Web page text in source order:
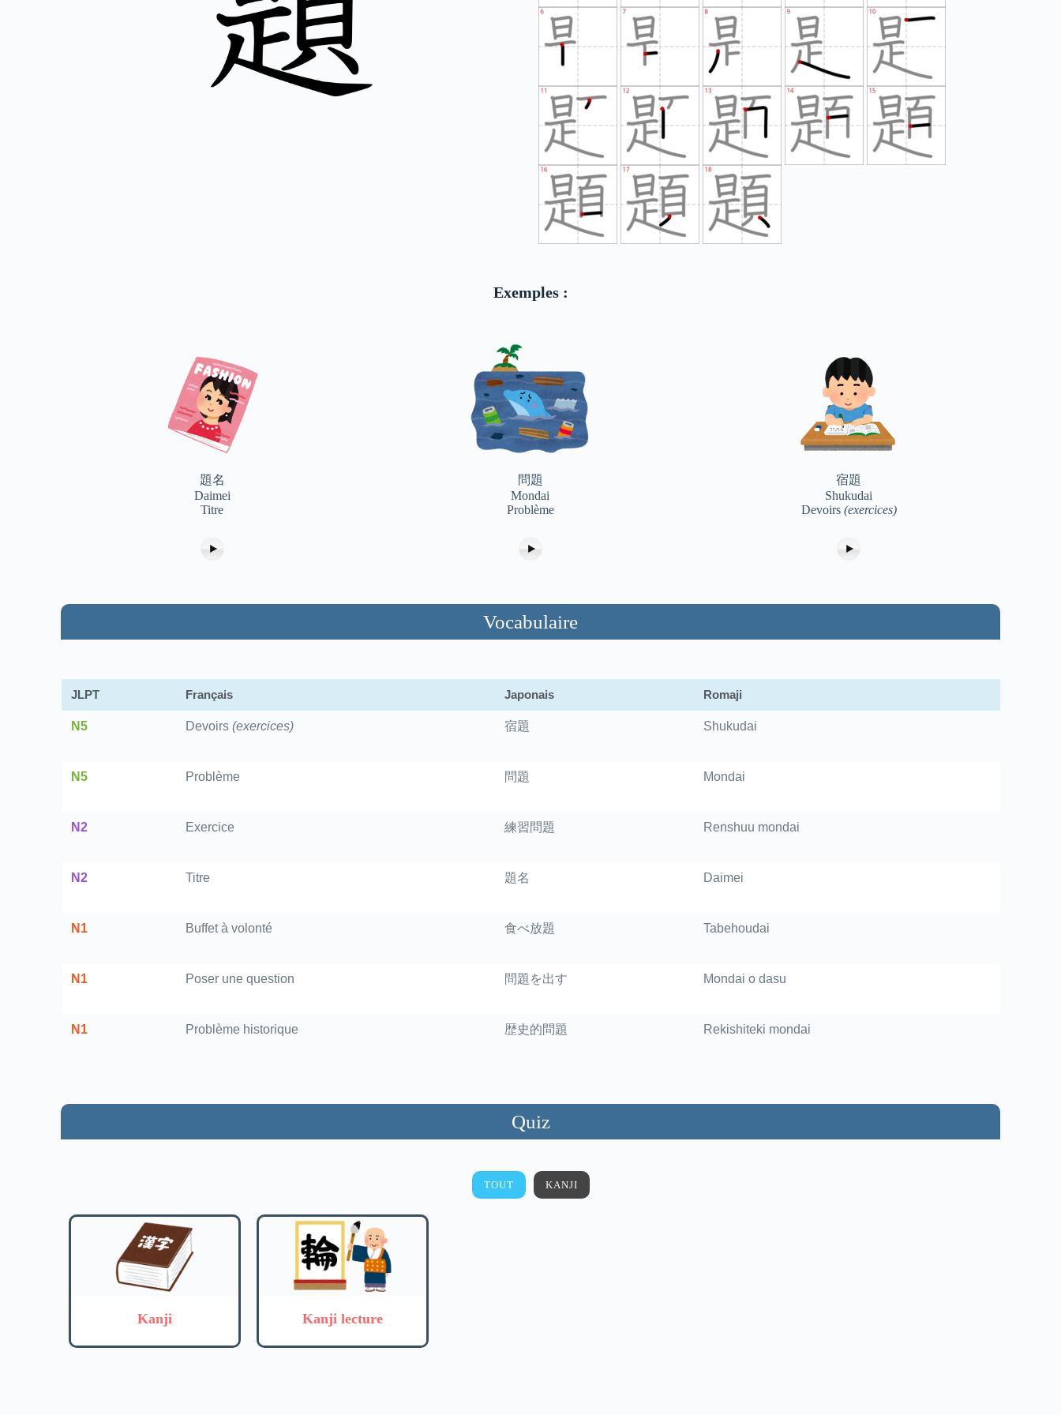
Exemples :
題名
Daimei
Titre
問題
Mondai
Problème
宿題
Shukudai
Devoirs (exercices)
Vocabulaire
JLPT Français Japonais Romaji
N5 Devoirs (exercices) 宿題 Shukudai
N5 Problème 問題 Mondai
N2 Exercice 練習問題 Renshuu mondai
N2 Titre 題名 Daimei
N1 Buffet à volonté 食べ放題 Tabehoudai
N1 Poser une question 問題を出す Mondai o dasu
N1 Problème historique 歴史的問題 Rekishiteki mondai
Quiz
TOUT KANJI
Kanji Kanji lecture